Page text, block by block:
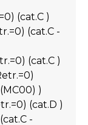
(cat.C )
(cat.C -
(cat.C )
)
(cat.D )
-